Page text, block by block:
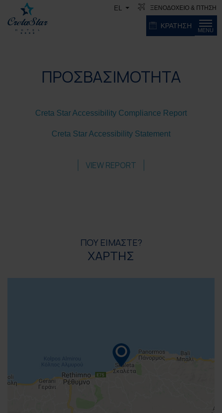
EL ΞΕΝΟΔΟΧΕΙΟ & ΠΤΗΣΗ
MENU
ΚΡΑΤΗΣΗ
ΠΡΟΣΒΑΣΙΜΟΤΗΤΑ
Creta Star Accessibility Compliance Report
Creta Star Accessibility Statement
VIEW REPORT
ΠΟΥ ΕΙΜΑΣΤΕ?
ΧΑΡΤΗΣ